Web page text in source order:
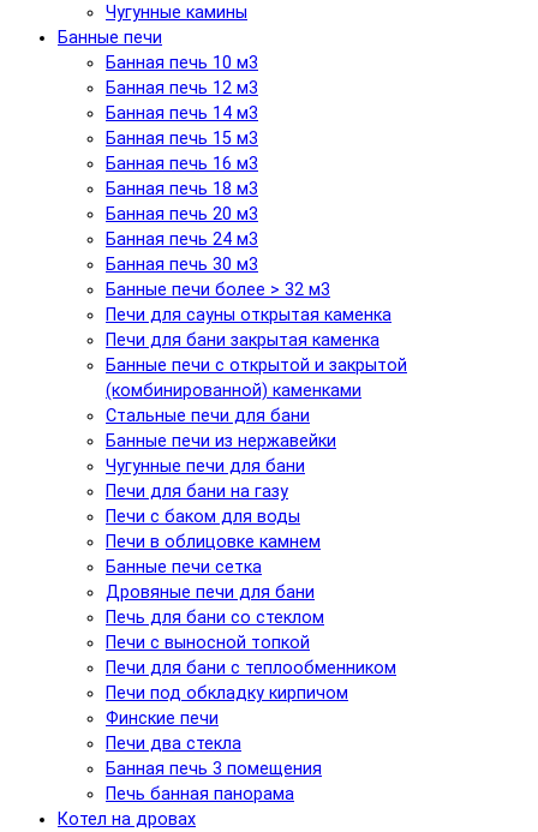
Чугунные камины
Банные печи
Банная печь 10 м3
Банная печь 12 м3
Банная печь 14 м3
Банная печь 15 м3
Банная печь 16 м3
Банная печь 18 м3
Банная печь 20 м3
Банная печь 24 м3
Банная печь 30 м3
Банные печи более > 32 м3
Печи для сауны открытая каменка
Печи для бани закрытая каменка
Банные печи с открытой и закрытой
(комбинированной) каменками
Стальные печи для бани
Банные печи из нержавейки
Чугунные печи для бани
Печи для бани на газу
Печи с баком для воды
Печи в облицовке камнем
Банные печи сетка
Дровяные печи для бани
Печь для бани со стеклом
Печи с выносной топкой
Печи для бани с теплообменником
Печи под обкладку кирпичом
Финские печи
Печи два стекла
Банная печь 3 помещения
Печь банная панорама
Котел на дровах